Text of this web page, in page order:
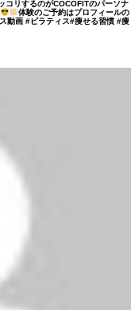
コリするのがCOCOFITのパーソナ
体験のご予約はプロフィールの
動画 #ピラティス#痩せる習慣 #痩